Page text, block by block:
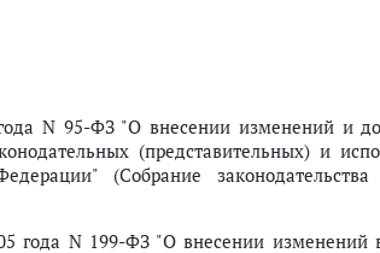
N 95-ФЗ "О внесении изменений и
(представительных) и
(Собрание законодательства
года N 199-ФЗ "О внесении изменений